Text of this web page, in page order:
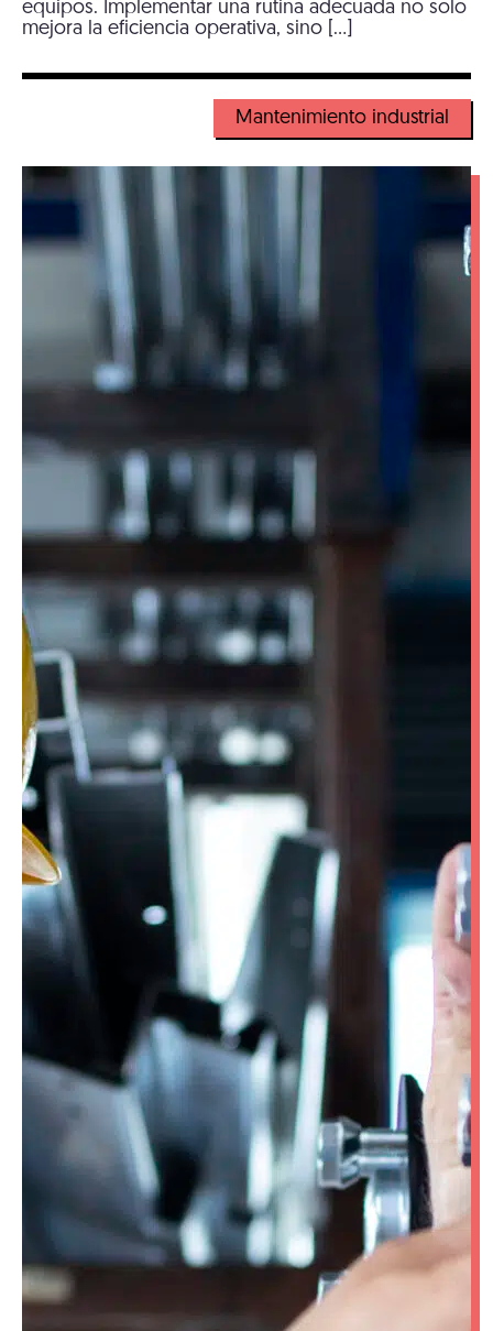
equipos. Implementar una rutina adecuada no solo
mejora la eficiencia operativa, sino […]
Mantenimiento industrial